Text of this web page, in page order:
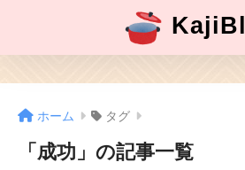
ホーム タグ
「成功」の記事一覧